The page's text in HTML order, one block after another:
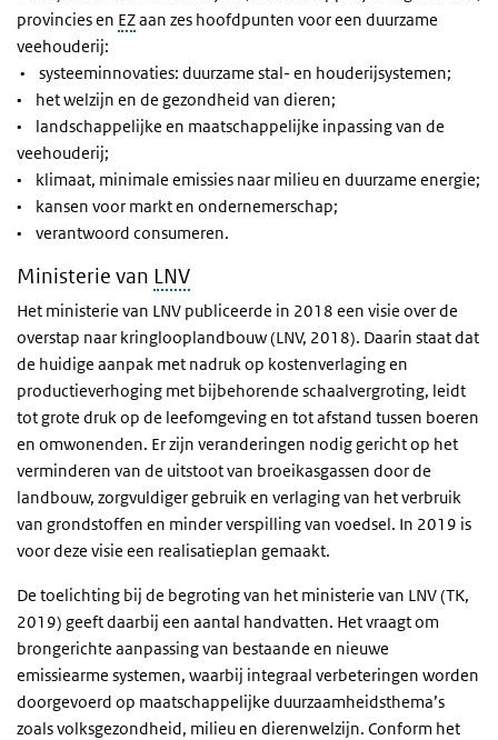
provincies en EZaan zes hoofdpunten voor een duurzame
veehouderij:
• systeeminnovaties: duurzame stal- en houderijsystemen;
• het welzijn en de gezondheid van dieren;
• landschappelijke en maatschappelijke inpassing van de
veehouderij;
• klimaat, minimale emissies naar milieu en duurzame energie;
• kansen voor markt en ondernemerschap;
• verantwoord consumeren.
Ministerie van LNV
Het ministerie van LNV publiceerde in 2018 een visie over de
overstap naar kringlooplandbouw (LNV, 2018). Daarin staat dat
de huidige aanpak met nadruk op kostenverlaging en
productieverhoging met bijbehorende schaalvergroting, leidt
tot grote druk op de leefomgeving en tot afstand tussen boeren
en omwonenden. Er zijn veranderingen nodig gericht op het
verminderen van de uitstoot van broeikasgassen door de
landbouw, zorgvuldiger gebruik en verlaging van het verbruik
van grondstoffen en minder verspilling van voedsel. In 2019 is
voor deze visie een realisatieplan gemaakt.
De toelichting bij de begroting van het ministerie van LNV (TK,
2019) geeft daarbij een aantal handvatten. Het vraagt om
brongerichte aanpassing van bestaande en nieuwe
emissiearme systemen, waarbij integraal verbeteringen worden
doorgevoerd op maatschappelijke duurzaamheidsthema’s
zoals volksgezondheid, milieu en dierenwelzijn. Conform het